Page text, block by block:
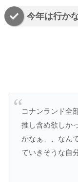
今年は行か
コナンランド全
推し含め欲しか
かなぁ、、なん
ていきそうな自